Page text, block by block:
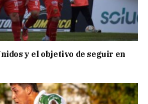
y el objetivo de seguir en